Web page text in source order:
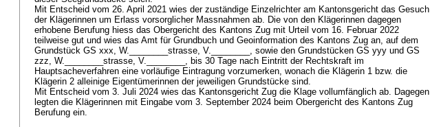
Mit Entscheid vom 26. April 2021 wies der zuständige Einzelrichter am Kantonsgericht das Gesuch
der Klägerinnen um Erlass vorsorglicher Massnahmen ab. Die von den Klägerinnen dagegen
erhobene Berufung hiess das Obergericht des Kantons Zug mit Urteil vom 16. Februar 2022
teilweise gut und wies das Amt für Grundbuch und Geoinformation des Kantons Zug an, auf dem
Grundstück GS xxx, W.________strasse, V.________, sowie den Grundstücken GS yyy und GS
zzz, W.________strasse, V.________, bis 30 Tage nach Eintritt der Rechtskraft im
Hauptsacheverfahren eine vorläufige Eintragung vorzumerken, wonach die Klägerin 1 bzw. die
Klägerin 2 alleinige Eigentümerinnen der jeweiligen Grundstücke sind.
Mit Entscheid vom 3. Juli 2024 wies das Kantonsgericht Zug die Klage vollumfänglich ab. Dagegen
legten die Klägerinnen mit Eingabe vom 3. September 2024 beim Obergericht des Kantons Zug
Berufung ein.